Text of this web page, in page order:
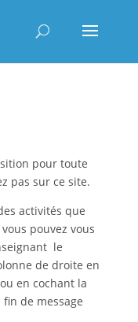
pour toute
pas sur ce site.
activités que
pouvez vous
le
de droite en
en cochant la
de message